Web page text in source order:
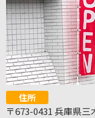
住所
〒673-0431 兵庫県